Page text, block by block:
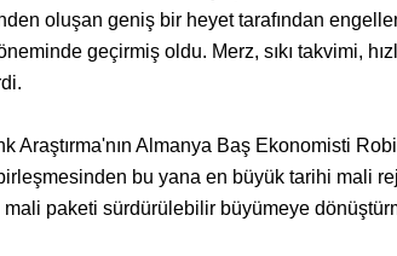
oluşan geniş bir heyet tarafından
geçirmiş oldu. Merz, sıkı takvimi,
Araştırma'nın Almanya Baş Ekonomisti
bu yana en büyük tarihi mali
paketi sürdürülebilir büyümeye